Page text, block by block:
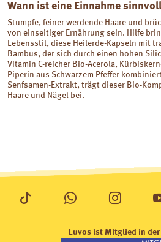
Wann ist eine Einnahme
Stumpfe, feiner werdende Haare und
von einseitiger Ernährung sein. Hilfe
Lebensstil, diese Heilerde-Kapseln mit
Bambus, der sich durch einen hohen
Vitamin C-reicher Bio-Acerola,
Piperin aus Schwarzem Pfeffer
Senfsamen-Extrakt, trägt dieser Bio-
Haare und Nägel bei.
Luvos ist Mitglied in